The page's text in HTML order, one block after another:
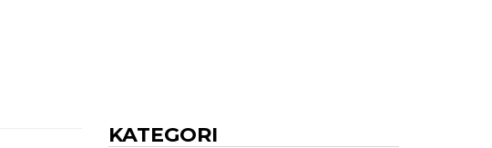
KATEGORI